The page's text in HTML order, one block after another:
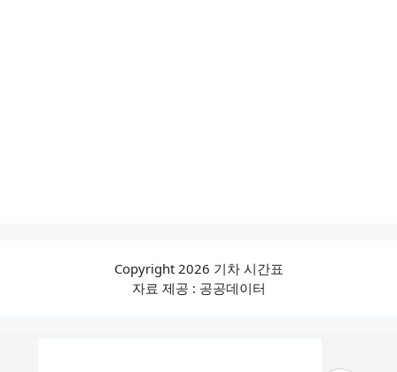
Copyright 2026 기차 시간표
자료 제공 : 공공데이터